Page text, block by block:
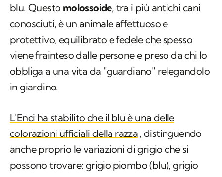
blu. Questo molossoide, tra i più antichi cani
conosciuti, è un animale affettuoso e
protettivo, equilibrato e fedele che spesso
viene frainteso dalle persone e preso da chi lo
obbliga a una vita da "guardiano" relegandolo
in giardino.
L'Enci ha stabilito che il blu è una delle
colorazioni ufficiali della razza, distinguendo
anche proprio le variazioni di grigio che si
possono trovare: grigio piombo (blu), grigio